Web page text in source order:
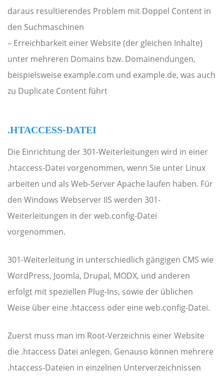
daraus resultierendes Problem mit Doppel Content in
den Suchmaschinen
– Erreichbarkeit einer Website (der gleichen Inhalte)
unter mehreren Domains bzw. Domainendungen,
beispielsweise example.com und example.de, was auch
zu Duplicate Content führt
.HTACCESS-DATEI
Die Einrichtung der 301-Weiterleitungen wird in einer
.htaccess-Datei vorgenommen, wenn Sie unter Linux
arbeiten und als Web-Server Apache laufen haben. Für
den Windows Webserver IIS werden 301-
Weiterleitungen in der web.config-Datei
vorgenommen.
301-Weiterleitung in unterschiedlich gängigen CMS wie
WordPress, Joomla, Drupal, MODX, und anderen
erfolgt mit speziellen Plug-Ins, sowie der üblichen
Weise über eine .htaccess oder eine web.config-Datei.
Zuerst muss man im Root-Verzeichnis einer Website
die .htaccess Datei anlegen. Genauso können mehrere
.htaccess-Dateien in einzelnen Unterverzeichnissen